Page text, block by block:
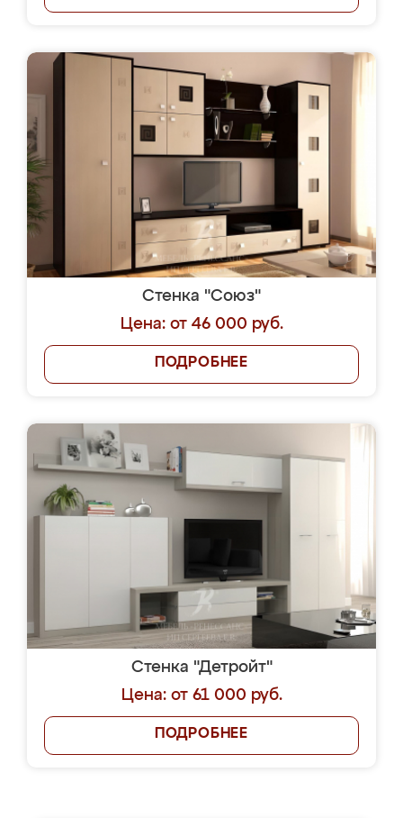
Стенка "Союз"
Цена: от 46 000 руб.
ПОДРОБНЕЕ
Стенка "Детройт"
Цена: от 61 000 руб.
ПОДРОБНЕЕ